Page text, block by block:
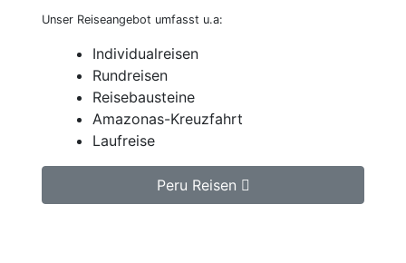
Unser Reiseangebot umfasst u.a:
Individualreisen
Rundreisen
Reisebausteine
Amazonas-Kreuzfahrt
Laufreise
Peru Reisen